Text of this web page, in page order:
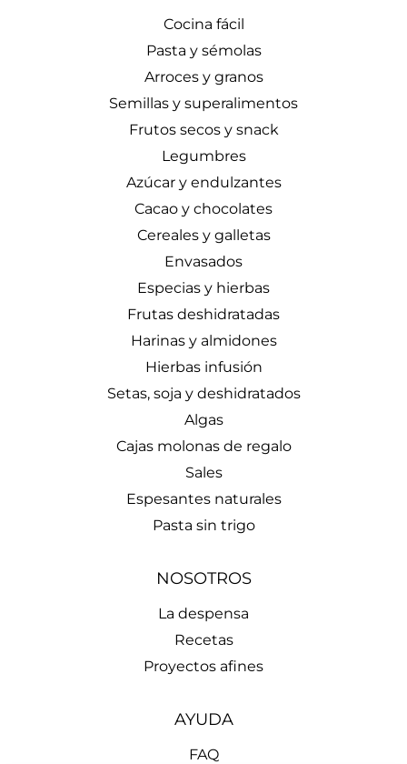
Cocina fácil
Pasta y sémolas
Arroces y granos
Semillas y superalimentos
Frutos secos y snack
Legumbres
Azúcar y endulzantes
Cacao y chocolates
Cereales y galletas
Envasados
Especias y hierbas
Frutas deshidratadas
Harinas y almidones
Hierbas infusión
Setas, soja y deshidratados
Algas
Cajas molonas de regalo
Sales
Espesantes naturales
Pasta sin trigo
NOSOTROS
La despensa
Recetas
Proyectos afines
AYUDA
FAQ